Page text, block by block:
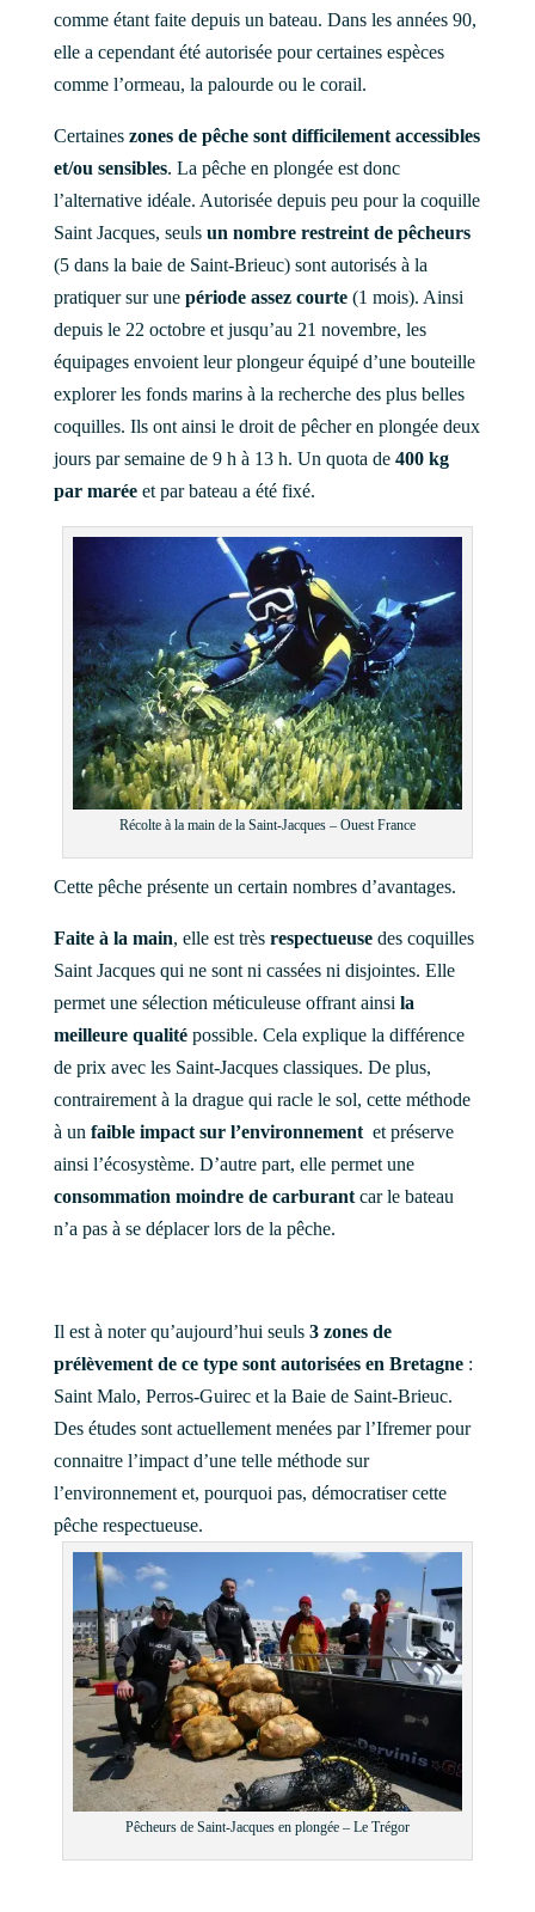
comme étant faite depuis un bateau. Dans les années 90,
elle a cependant été autorisée pour certaines espèces
comme l’ormeau, la palourde ou le corail.
Certaines zones de pêche sont difficilement accessibles
et/ou sensibles. La pêche en plongée est donc
l’alternative idéale. Autorisée depuis peu pour la coquille
Saint Jacques, seuls un nombre restreint de pêcheurs
(5 dans la baie de Saint-Brieuc) sont autorisés à la
pratiquer sur une période assez courte(1 mois). Ainsi
depuis le 22 octobre et jusqu’au 21 novembre, les
équipages envoient leur plongeur équipé d’une bouteille
explorer les fonds marins à la recherche des plus belles
coquilles. Ils ont ainsi le droit de pêcher en plongée deux
jours par semaine de 9 h à 13 h. Un quota de 400 kg
par maréeet par bateau a été fixé.
Récolte à la main de la Saint-Jacques – Ouest France
Cette pêche présente un certain nombres d’avantages.
Faite à la main, elle est très respectueusedes coquilles
Saint Jacques qui ne sont ni cassées ni disjointes. Elle
permet une sélection méticuleuse offrant ainsi la
meilleure qualitépossible. Cela explique la différence
de prix avec les Saint-Jacques classiques. De plus,
contrairement à la drague qui racle le sol, cette méthode
à un faible impact sur l’environnementet préserve
ainsi l’écosystème. D’autre part, elle permet une
consommation moindre de carburantcar le bateau
n’a pas à se déplacer lors de la pêche.
Il est à noter qu’aujourd’hui seuls 3 zones de
prélèvement de ce type sont autorisées en Bretagne:
Saint Malo, Perros-Guirec et la Baie de Saint-Brieuc.
Des études sont actuellement menées par l’Ifremer pour
connaitre l’impact d’une telle méthode sur
l’environnement et, pourquoi pas, démocratiser cette
pêche respectueuse.
Pêcheurs de Saint-Jacques en plongée – Le Trégor